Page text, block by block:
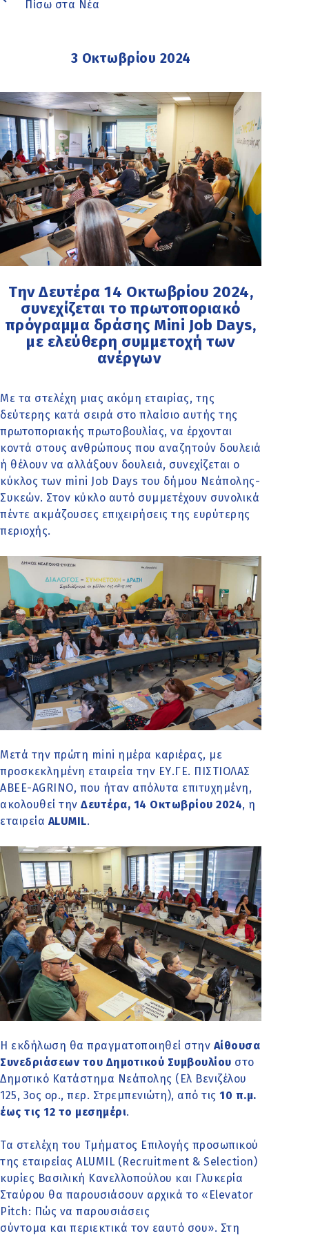
Πίσω στα Νέα
3 Οκτωβρίου 2024
Την Δευτέρα 14 Οκτωβρίου 2024,
συνεχίζεται το πρωτοποριακό
πρόγραμμα δράσης Mini Job Days,
με ελεύθερη συμμετοχή των
ανέργων
Με τα στελέχη μιας ακόμη εταιρίας, της
δεύτερης κατά σειρά στο πλαίσιο αυτής της
πρωτοποριακής πρωτοβουλίας, να έρχονται
κοντά στους ανθρώπους που αναζητούν δουλειά
ή θέλουν να αλλάξουν δουλειά, συνεχίζεται ο
κύκλος των mini Job Days του δήμου Νεάπολης-
Συκεών. Στον κύκλο αυτό συμμετέχουν συνολικά
πέντε ακμάζουσες επιχειρήσεις της ευρύτερης
περιοχής.
Μετά την πρώτη mini ημέρα καριέρας, με
προσκεκλημένη εταιρεία την ΕΥ.ΓΕ. ΠΙΣΤΙΟΛΑΣ
ΑΒΕΕ-AGRINO, που ήταν απόλυτα επιτυχημένη,
ακολουθεί την Δευτέρα, 14 Οκτωβρίου 2024, η
εταιρεία ALUMIL.
Η εκδήλωση θα πραγματοποιηθεί στην Αίθουσα
Συνεδριάσεων του Δημοτικού Συμβουλίου στο
Δημοτικό Κατάστημα Νεάπολης (Ελ Βενιζέλου
125, 3ος ορ., περ. Στρεμπενιώτη), από τις 10 π.μ.
έως τις 12 το μεσημέρι.
Τα στελέχη του Τμήματος Επιλογής προσωπικού
της εταιρείας ALUMIL (Recruitment & Selection)
κυρίες Βασιλική Κανελλοπούλου και Γλυκερία
Σταύρου θα παρουσιάσουν αρχικά το «Elevator
Pitch: Πώς να παρουσιάσεις
σύντομα και περιεκτικά τον εαυτό σου». Στη